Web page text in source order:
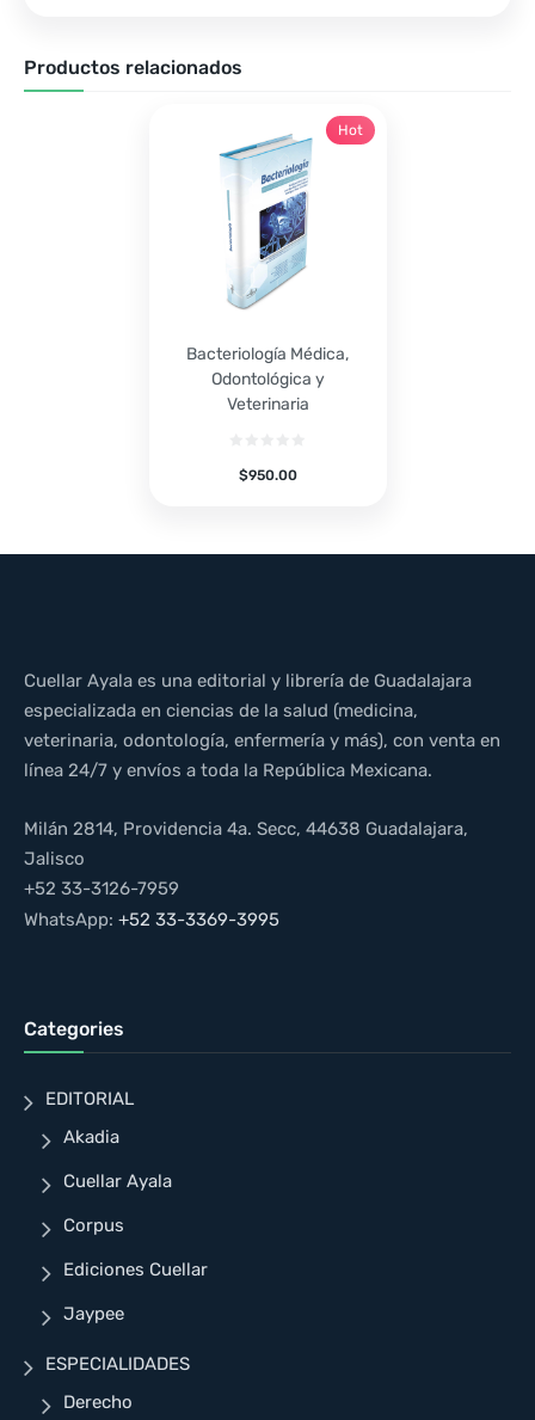
Productos relacionados
Bacteriología Médica,
Odontológica y
Veterinaria
$950.00
Hot
Cuellar Ayala es una editorial y librería de Guadalajara
especializada en ciencias de la salud (medicina,
veterinaria, odontología, enfermería y más), con venta en
línea 24/7 y envíos a toda la República Mexicana.
Milán 2814, Providencia 4a. Secc, 44638 Guadalajara,
Jalisco
+52 33-3126-7959
WhatsApp: +52 33-3369-3995
Categories
EDITORIAL
Akadia
Cuellar Ayala
Corpus
Ediciones Cuellar
Jaypee
ESPECIALIDADES
Derecho